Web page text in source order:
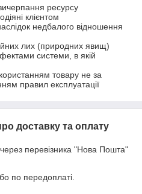
ресурсу
клієнтом
недбалого відношення
лих (природних явищ)
системи, в якій
товару не за
правил експлуатації
доставку та оплату
перевізника "Нова Пошта"
по передоплаті.